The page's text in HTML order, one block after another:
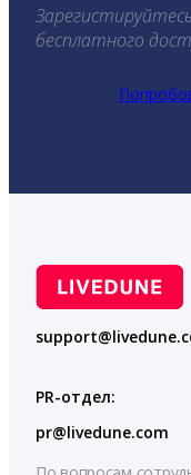
бесплатного
PR-отдел:
pr@livedune.com